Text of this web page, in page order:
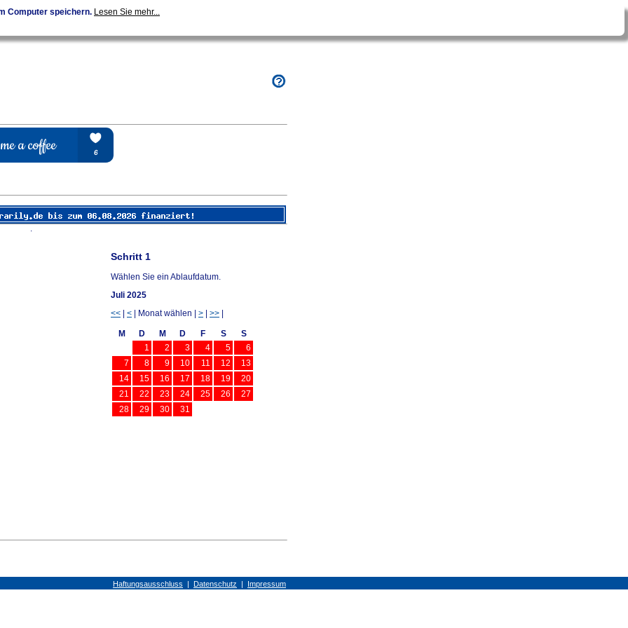
Computer speichern. Lesen Sie mehr...
.
Schritt 1
Wählen Sie ein Ablaufdatum.
Juli 2025
<<
< | Monat wählen | > >>
M D M D F S
S
1
2 3 4 5
6
7
8 9 10 11 12
13
14
15 16 17 18 19
20
21
22 23 24 25 26
27
28
29 30 31
Haftungsausschluss | Datenschutz | Impressum